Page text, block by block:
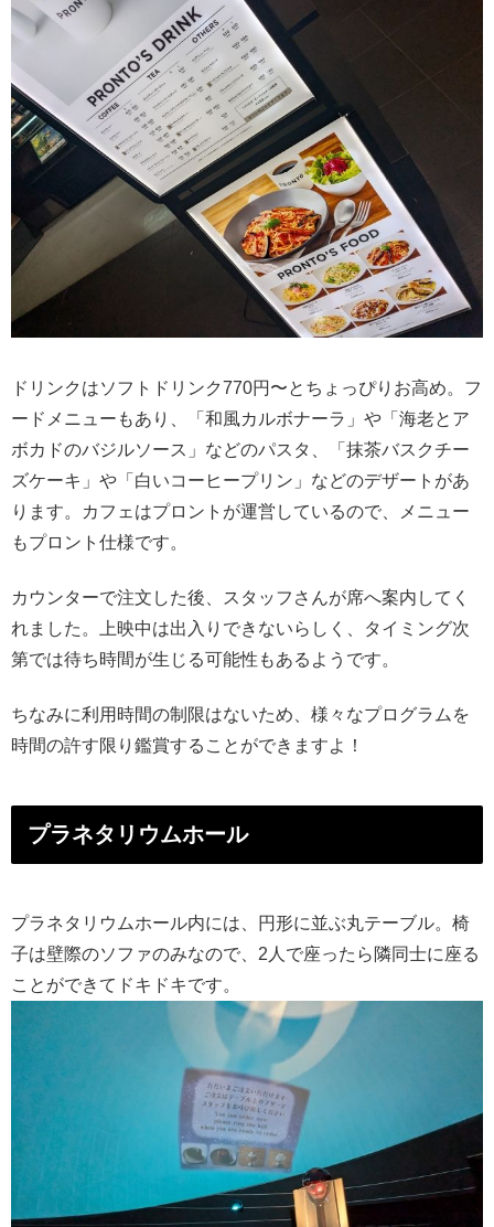
ドリンクはソフトドリンク770円〜とちょっぴりお高め。フ
ードメニューもあり、「和風カルボナーラ」や「海老とア
ボカドのバジルソース」などのパスタ、「抹茶バスクチー
ズケーキ」や「白いコーヒープリン」などのデザートがあ
ります。カフェはプロントが運営しているので、メニュー
もプロント仕様です。
カウンターで注文した後、スタッフさんが席へ案内してく
れました。上映中は出入りできないらしく、タイミング次
第では待ち時間が生じる可能性もあるようです。
ちなみに利用時間の制限はないため、様々なプログラムを
時間の許す限り鑑賞することができますよ！
プラネタリウムホール
プラネタリウムホール内には、円形に並ぶ丸テーブル。椅
子は壁際のソファのみなので、2人で座ったら隣同士に座る
ことができてドキドキです。